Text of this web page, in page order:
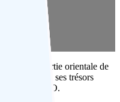
toute la partie orientale de
avec ses trésors
l’UNESCO.